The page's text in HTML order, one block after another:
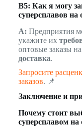
В5: Как я могу
суперсплавов на
A: Предприятия
укажите их
оптовые заказы на
доставка.
Запросите
заказов. 📌
Заключение и
Почему стоит
суперсплавом